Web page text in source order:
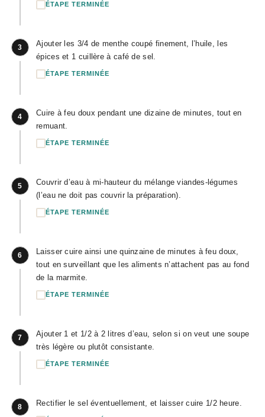
ÉTAPE TERMINÉE
3
Ajouter les 3/4 de menthe coupé finement, l’huile, les
épices et 1 cuillère à café de sel.
ÉTAPE TERMINÉE
4
Cuire à feu doux pendant une dizaine de minutes, tout en
remuant.
ÉTAPE TERMINÉE
5
Couvrir d’eau à mi-hauteur du mélange viandes-légumes
(l’eau ne doit pas couvrir la préparation).
ÉTAPE TERMINÉE
6
Laisser cuire ainsi une quinzaine de minutes à feu doux,
tout en surveillant que les aliments n’attachent pas au fond
de la marmite.
ÉTAPE TERMINÉE
7
Ajouter 1 et 1/2 à 2 litres d’eau, selon si on veut une soupe
très légère ou plutôt consistante.
ÉTAPE TERMINÉE
8 Rectifier le sel éventuellement, et laisser cuire 1/2 heure.